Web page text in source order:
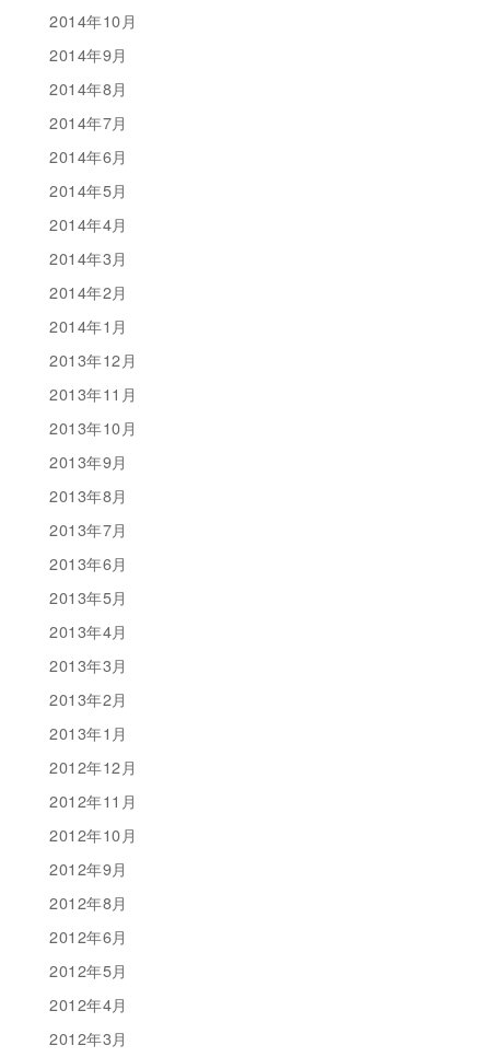
2014年10月
2014年9月
2014年8月
2014年7月
2014年6月
2014年5月
2014年4月
2014年3月
2014年2月
2014年1月
2013年12月
2013年11月
2013年10月
2013年9月
2013年8月
2013年7月
2013年6月
2013年5月
2013年4月
2013年3月
2013年2月
2013年1月
2012年12月
2012年11月
2012年10月
2012年9月
2012年8月
2012年6月
2012年5月
2012年4月
2012年3月